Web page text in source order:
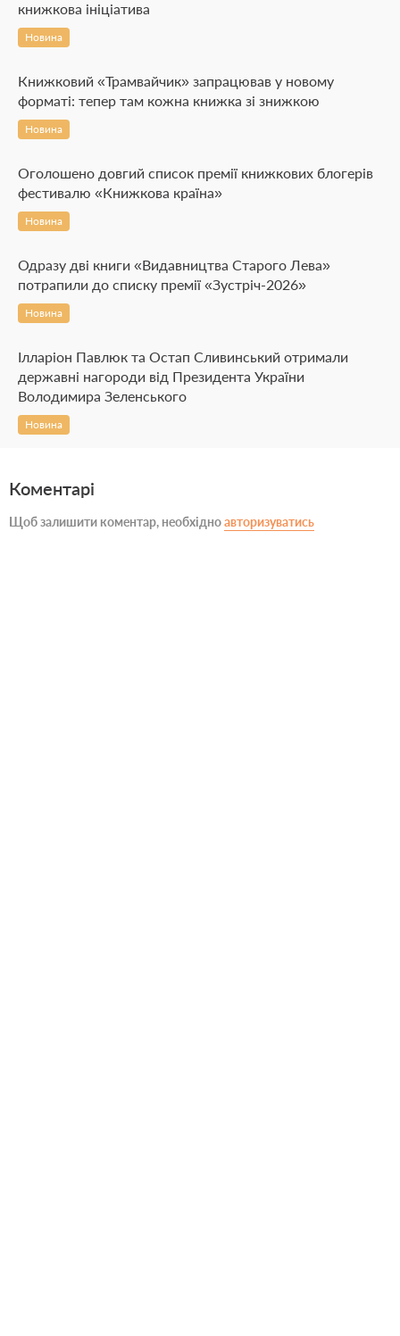
книжкова ініціатива
Новина
Книжковий «Трамвайчик» запрацював у новому
форматі: тепер там кожна книжка зі знижкою
Новина
Оголошено довгий список премії книжкових блогерів
фестивалю «Книжкова країна»
Новина
Одразу дві книги «Видавництва Старого Лева»
потрапили до списку премії «Зустріч-2026»
Новина
Ілларіон Павлюк та Остап Сливинський отримали
державні нагороди від Президента України
Володимира Зеленського
Новина
Коментарі
Щоб залишити коментар, необхідноавторизуватись